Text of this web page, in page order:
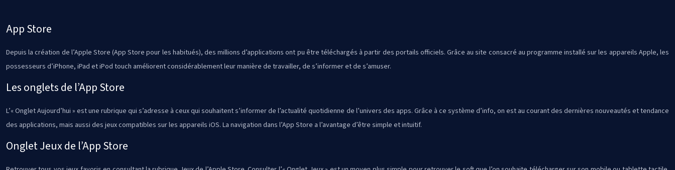
App Store
Depuis la création de l’Apple Store (App Store pour les habitués), des millions d’applications ont pu être téléchargés à partir des portails officiels. Grâce au site consacré au programme installé sur les appareils Apple, les
possesseurs d’iPhone, iPad et iPod touch améliorent considérablement leur manière de travailler, de s’informer et de s’amuser.
Les onglets de l’App Store
L’« Onglet Aujourd’hui » est une rubrique qui s’adresse à ceux qui souhaitent s’informer de l’actualité quotidienne de l’univers des apps. Grâce à ce système d’info, on est au courant des dernières nouveautés et tendance
des applications, mais aussi des jeux compatibles sur les appareils iOS. La navigation dans l’App Store a l’avantage d’être simple et intuitif.
Onglet Jeux de l’App Store